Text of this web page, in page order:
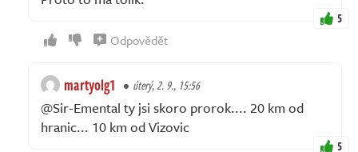
5
Odpovědět
martyolg1 úterý, 2. 9., 15:56
@Sir-Emental ty jsi skoro prorok.... 20 km od
hranic... 10 km od Vizovic
5